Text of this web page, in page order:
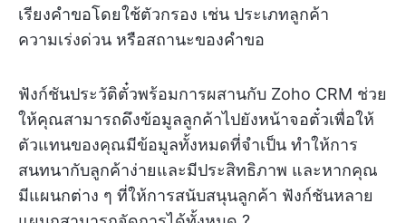
เรียงคำขอโดยใช้ตัวกรอง เช่น ประเภทลูกค้า
ความเร่งด่วน หรือสถานะของคำขอ
ฟังก์ชันประวัติตั๋วพร้อมการผสานกับ Zoho CRM ช่วย
ให้คุณสามารถดึงข้อมูลลูกค้าไปยังหน้าจอตั๋วเพื่อให้
ตัวแทนของคุณมีข้อมูลทั้งหมดที่จำเป็น ทำให้การ
สนทนากับลูกค้าง่ายและมีประสิทธิภาพ และหากคุณ
มีแผนกต่าง ๆ ที่ให้การสนับสนุนลูกค้า ฟังก์ชันหลาย